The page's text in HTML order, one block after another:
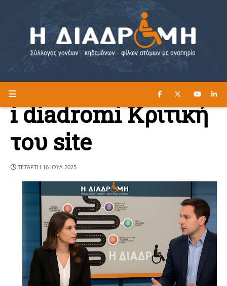
Η ΔΙΑΔΡΟΜΗ ΔΙΑΒΑΣΤΕ ΕΔΩ ►
i diadromi Κριτική
του site
ΤΕΤΆΡΤΗ 16 ΙΟΥΛ 2025